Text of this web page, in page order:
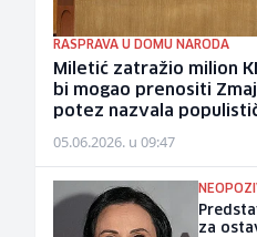
RASPRAVA U DOMU NARODA
Miletić zatražio milion
bi mogao prenositi
potez nazvala
05.06.2026. u 09:47
za